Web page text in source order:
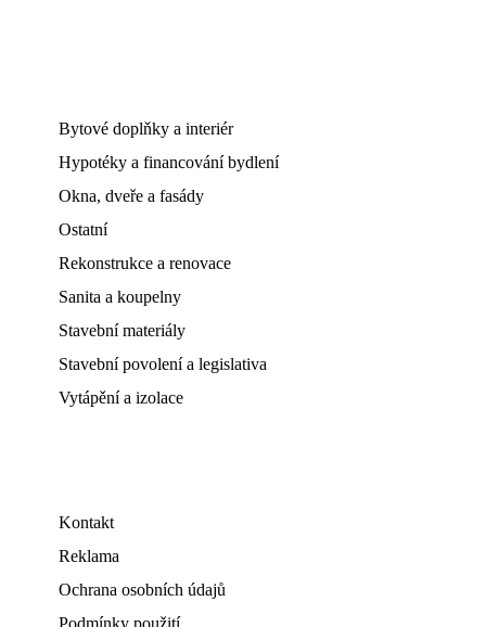
Bytové doplňky a interiér
Hypotéky a financování bydlení
Okna, dveře a fasády
Ostatní
Rekonstrukce a renovace
Sanita a koupelny
Stavební materiály
Stavební povolení a legislativa
Vytápění a izolace
Kontakt
Reklama
Ochrana osobních údajů
Podmínky použití